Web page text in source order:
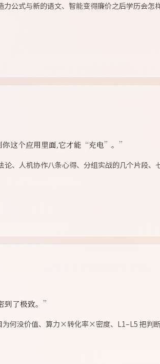
公式与新的语文、智能变得廉价之后学历会怎
你这个应用里面,它才能“充电”。”
、人机协作八条心得、分组实战的几个片段、
了极致。”
何没价值、算力×转化率×密度、L1–L5 把判